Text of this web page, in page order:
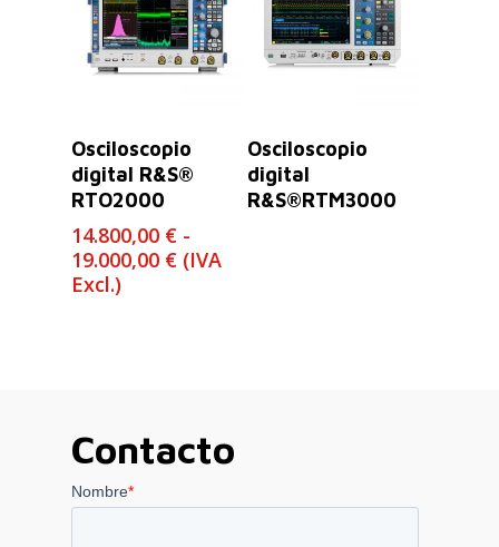
Seleccionar
Opciones
Osciloscopio
digital R&S®
RTO2000
14.800,00 € -
19.000,00 €Rango
(IVA
Excl.)
Leer Más
Osciloscopio
digital
R&S®RTM3000
Contacto